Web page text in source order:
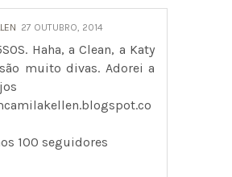
27 OUTUBRO, 2014
Haha, a Clean, a Katy
muito divas. Adorei a
100 seguidores